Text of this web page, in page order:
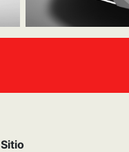
Sitio